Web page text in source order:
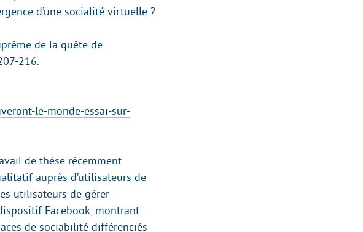
d’une socialité virtuelle ?
de la quête de
216.
le-monde-essai-sur-
de thèse récemment
auprès d’utilisateurs de
utilisateurs de gérer
Facebook, montrant
de sociabilité différenciés